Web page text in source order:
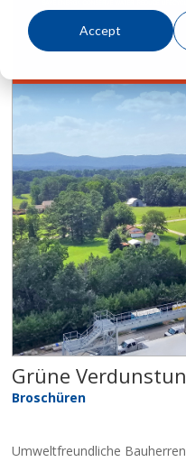
Accept
Grüne
Broschüren
Umweltfreundliche